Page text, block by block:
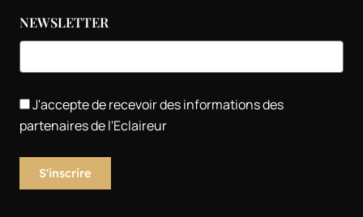
NEWSLETTER
J'accepte de recevoir des informations des
partenaires de l'Eclaireur